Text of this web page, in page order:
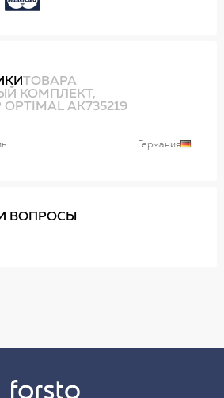
ТОВАРА
КОМПЛЕКТ,
AK735219
Германия
ВОПРОСЫ